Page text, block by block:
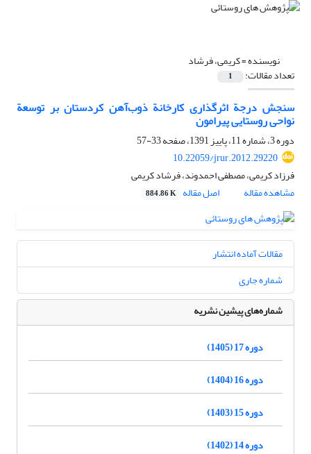
نویسنده =کریمی، فرشاد
تعداد مقالات: 1
سنجش درجة اثرگذاری کارخانة ذوب‌آهن کردستان بر توسعة
نواحی روستایی پیرامون
دوره 3، شماره 11، پاییز 1391، صفحه
33-57
10.22059/jrur.2012.29220
فرزاد کریمی، مصطفی احمدوند، فرشاد کریمی
مشاهده مقاله
اصل مقاله 884.86 K
مقالات آماده انتشار
شماره جاری
شماره‌های پیشین نشریه
دوره 17 (1405)
دوره 16 (1404)
دوره 15 (1403)
دوره 14 (1402)